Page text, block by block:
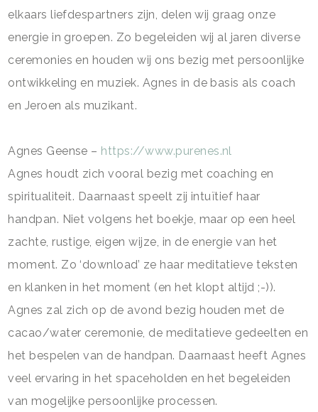
elkaars liefdespartners zijn, delen wij graag onze
energie in groepen. Zo begeleiden wij al jaren diverse
ceremonies en houden wij ons bezig met persoonlijke
ontwikkeling en muziek. Agnes in de basis als coach
en Jeroen als muzikant.
Agnes Geense – https://www.purenes.nl
Agnes houdt zich vooral bezig met coaching en
spiritualiteit. Daarnaast speelt zij intuïtief haar
handpan. Niet volgens het boekje, maar op een heel
zachte, rustige, eigen wijze, in de energie van het
moment. Zo ‘download’ ze haar meditatieve teksten
en klanken in het moment (en het klopt altijd ;-)).
Agnes zal zich op de avond bezig houden met de
cacao/water ceremonie, de meditatieve gedeelten en
het bespelen van de handpan. Daarnaast heeft Agnes
veel ervaring in het spaceholden en het begeleiden
van mogelijke persoonlijke processen.